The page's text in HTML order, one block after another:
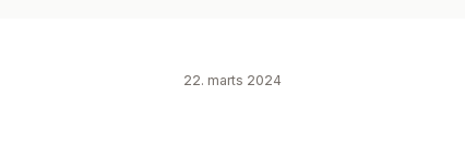
22. marts 2024